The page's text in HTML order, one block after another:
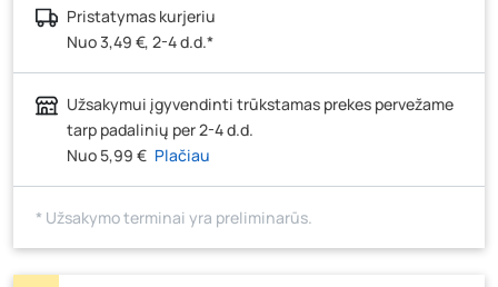
Pramonės g. 7, Šiauliai
Klaipėdos g. 170R, Panevėžys
J. Basanavičiaus g. 6, Utena
Novočėbės k. 3, Kėdainiai
Skuodo g. 41, Mažeikiai- 14 vienetų
Pristatymas kurjeriu
Nuo 3,49 €, 2-4 d.d.*
Užsakymui įgyvendinti trūkstamas prekes pervežame
tarp padalinių per 2-4 d.d.
Nuo 5,99 € Plačiau
* Užsakymo terminai yra preliminarūs.